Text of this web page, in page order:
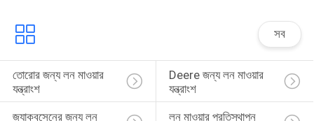
সব
তোরোর জন্য লন মাওয়ার
যন্ত্রাংশ
Deere জন্য লন মাওয়ার
যন্ত্রাংশ
জ্যাকবসেনের জন্য লন
লন মাওয়ার প্রতিস্থাপন